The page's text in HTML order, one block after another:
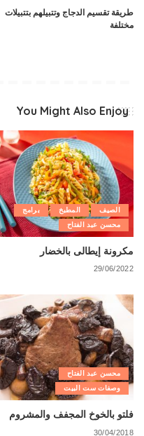
طريقة تقسيم الدجاج وتتبيلهم بتتبيلات
مختلفة
You Might Also Enjoy
الصيف المطبخ
برامج
محسن عبد الفتاح
مكرونة إيطالى بالخضار
29/06/2022
محسن عبد الفتاح
وصفات ست البيت
فلتو بالخوخ المجفف والمشروم
30/04/2018